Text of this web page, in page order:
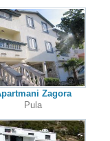
Zagora
Pula